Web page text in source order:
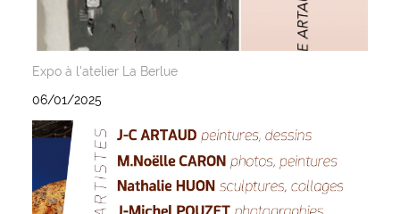
Expo à l'atelier La Berlue
06/01/2025